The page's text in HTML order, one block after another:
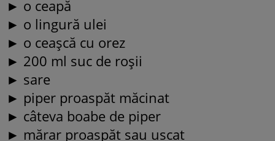
► o ceapă
► o lingură ulei
► o ceaşcă cu orez
► 200 ml suc de roşii
► sare
► piper proaspăt măcinat
► câteva boabe de piper
► mărar proaspăt sau uscat